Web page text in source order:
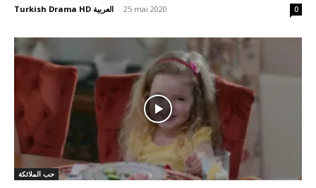
Turkish Drama HD العربية - 25 mai 2020 0
حب الملائكة